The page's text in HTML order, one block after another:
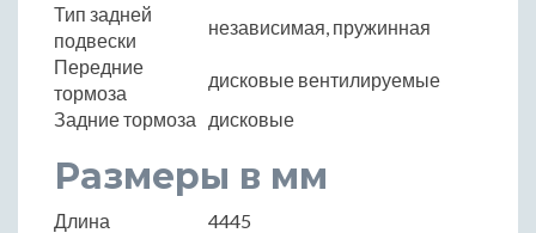
Тип задней
подвески
независимая, пружинная
Передние
тормоза
дисковые вентилируемые
Задние тормоза
дисковые
Размеры в мм
Длина
4445